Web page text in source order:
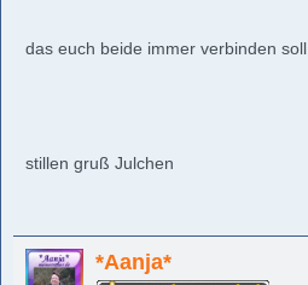
das euch beide immer verbinden soll
stillen gruß Julchen
*Aanja*